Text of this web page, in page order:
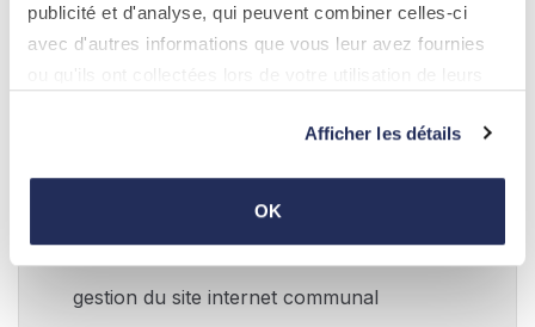
publicité et d'analyse, qui peuvent combiner celles-ci
avec d'autres informations que vous leur avez fournies
Afficher les détails
OK
règlements communaux et taxes
communales, règlements de circulation
organisation scolaire
rédaction du bulletin communal
gestion du site internet communal